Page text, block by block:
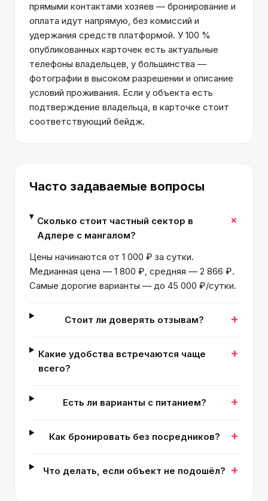
прямыми контактами хозяев — бронирование и
оплата идут напрямую, без комиссий и
удержания средств платформой. У 100 %
опубликованных карточек есть актуальные
телефоны владельцев, у большинства —
фотографии в высоком разрешении и описание
условий проживания. Если у объекта есть
подтверждение владельца, в карточке стоит
соответствующий бейдж.
Часто задаваемые вопросы
Сколько стоит частный сектор в
Адлере с мангалом?
+
Цены начинаются от 1 000 ₽ за сутки.
Медианная цена — 1 800 ₽, средняя — 2 866 ₽.
Самые дорогие варианты — до 45 000 ₽/сутки.
Стоит ли доверять отзывам? +
Какие удобства встречаются чаще
всего?
+
Есть ли варианты с питанием? +
Как бронировать без посредников? +
Что делать, если объект не подошёл? +